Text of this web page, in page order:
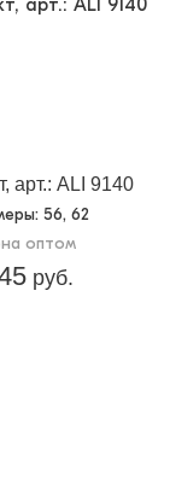
арт.: ALI 9140
: 56, 62
оптом
руб.